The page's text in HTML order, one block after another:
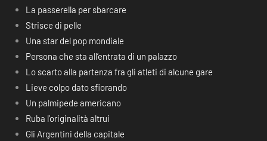
La passerella per sbarcare
Strisce di pelle
Una star del pop mondiale
Persona che sta all’entrata di un palazzo
Lo scarto alla partenza fra gli atleti di alcune gare
Lieve colpo dato sfiorando
Un palmipede americano
Ruba l’originalità altrui
Gli Argentini della capitale